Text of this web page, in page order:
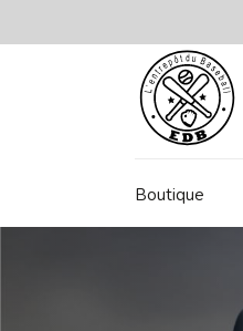
Boutique